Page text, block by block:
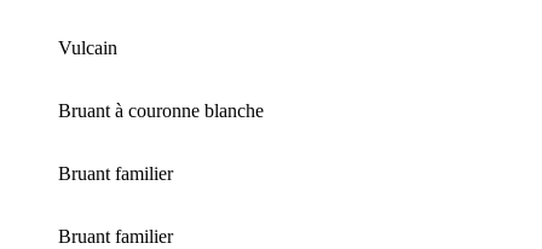
Vulcain
Bruant à couronne blanche
Bruant familier
Bruant familier